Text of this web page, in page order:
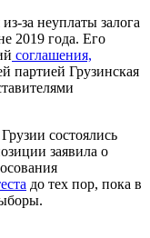
за неуплаты залога
2019 года. Его
соглашения,
партией Грузинская
состоялись
заявила о
до тех пор, пока в